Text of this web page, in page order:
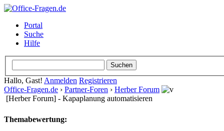
Portal
Suche
Hilfe
Hallo, Gast! Anmelden Registrieren
Office-Fragen.de › Partner-Foren › Herber Forum
[Herber Forum] - Kapaplanung automatisieren
Themabewertung: